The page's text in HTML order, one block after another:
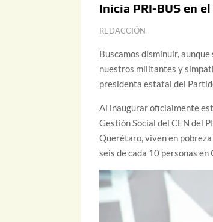
Inicia PRI-BUS en
REDACCIÓN
Buscamos disminuir,
nuestros militantes y
presidenta estatal del
Al inaugurar oficialmente
Gestión Social del CEN del
Querétaro, viven en
seis de cada 10 personas